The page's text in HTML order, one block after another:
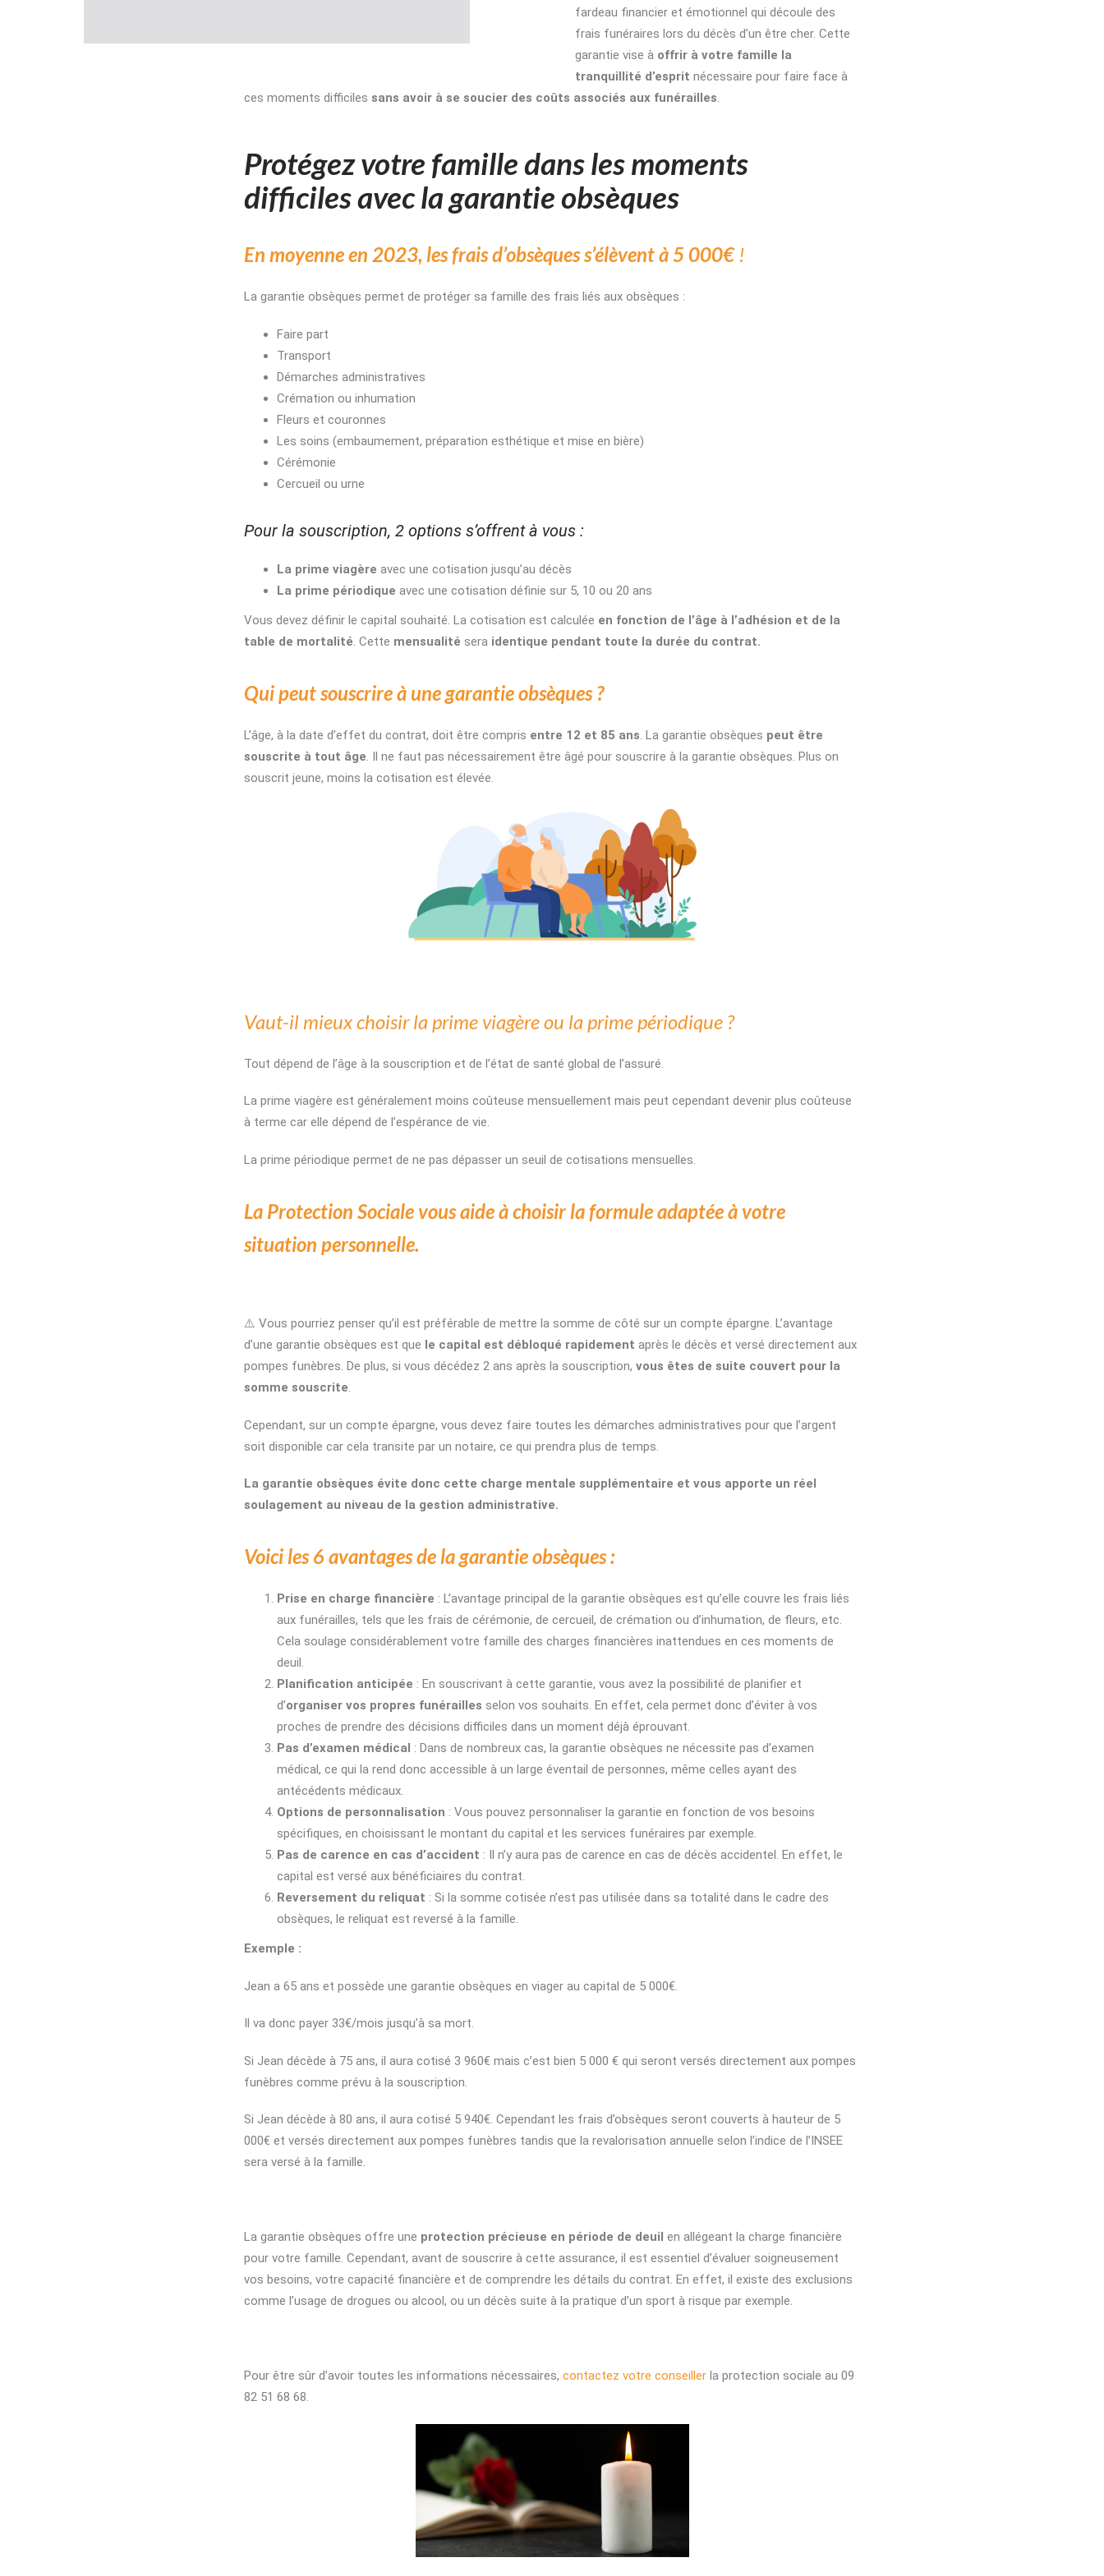
fardeau financier et émotionnel qui découle des
frais funéraires lors du décès d’un être cher. Cette
garantie vise à offrir à votre famille la
tranquillité d’esprit nécessaire pour faire face à
ces moments difficiles sans avoir à se soucier des coûts associés aux funérailles.
Protégez votre famille dans les moments
difficiles avec la garantie obsèques
En moyenne en 2023, les frais d’obsèquess’élèvent à 5 000€!
La garantie obsèques permet de protéger sa famille des frais liés aux obsèques :
Faire part
Transport
Démarches administratives
Crémation ou inhumation
Fleurs et couronnes
Les soins (embaumement, préparation esthétique et mise en bière)
Cérémonie
Cercueil ou urne
Pour la souscription, 2 options s’offrent à vous :
La prime viagère avec une cotisation jusqu’au décès
La prime périodique avec une cotisation définie sur 5, 10 ou 20 ans
Vous devez définir le capital souhaité. La cotisation est calculée en fonction de l’âge à l’adhésion et de la
table de mortalité. Cette mensualité sera identique pendant toute la durée du contrat.
Qui peut souscrire à une garantie obsèques ?
L’âge, à la date d’effet du contrat, doit être compris entre 12 et 85 ans. La garantie obsèques peut être
souscrite à tout âge. Il ne faut pas nécessairement être âgé pour souscrire à la garantie obsèques. Plus on
souscrit jeune, moins la cotisation est élevée.
Vaut-il mieux choisir la prime viagère ou la prime périodique ?
Tout dépend de l’âge à la souscription et de l’état de santé global de l’assuré.
La prime viagère est généralement moins coûteuse mensuellement mais peut cependant devenir plus coûteuse
à terme car elle dépend de l’espérance de vie.
La prime périodique permet de ne pas dépasser un seuil de cotisations mensuelles.
La Protection Sociale vous aide à choisir la formule adaptée à votre
situation personnelle.
⚠️ Vous pourriez penser qu’il est préférable de mettre la somme de côté sur un compte épargne. L’avantage
d’une garantie obsèques est que le capital est débloqué rapidement après le décès et versé directement aux
pompes funèbres. De plus, si vous décédez 2 ans après la souscription, vous êtes de suite couvert pour la
somme souscrite.
Cependant, sur un compte épargne, vous devez faire toutes les démarches administratives pour que l’argent
soit disponible car cela transite par un notaire, ce qui prendra plus de temps.
La garantie obsèques évite donc cette charge mentale supplémentaire et vous apporte un réel
soulagement au niveau de la gestion administrative.
Voici les 6 avantages de la garantie obsèques :
Prise en charge financière : L’avantage principal de la garantie obsèques est qu’elle couvre les frais liés
aux funérailles, tels que les frais de cérémonie, de cercueil, de crémation ou d’inhumation, de fleurs, etc.
Cela soulage considérablement votre famille des charges financières inattendues en ces moments de
deuil.
Planification anticipée : En souscrivant à cette garantie, vous avez la possibilité de planifier et
d’organiser vos propres funérailles selon vos souhaits. En effet, cela permet donc d’éviter à vos
proches de prendre des décisions difficiles dans un moment déjà éprouvant.
Pas d’examen médical : Dans de nombreux cas, la garantie obsèques ne nécessite pas d’examen
médical, ce qui la rend donc accessible à un large éventail de personnes, même celles ayant des
antécédents médicaux.
Options de personnalisation : Vous pouvez personnaliser la garantie en fonction de vos besoins
spécifiques, en choisissant le montant du capital et les services funéraires par exemple.
Pas de carence en cas d’accident : Il n’y aura pas de carence en cas de décès accidentel. En effet, le
capital est versé aux bénéficiaires du contrat.
Reversement du reliquat : Si la somme cotisée n’est pas utilisée dans sa totalité dans le cadre des
obsèques, le reliquat est reversé à la famille.
Exemple :
Jean a 65 ans et possède une garantie obsèques en viager au capital de 5 000€.
Il va donc payer 33€/mois jusqu’à sa mort.
Si Jean décède à 75 ans, il aura cotisé 3 960€ mais c’est bien 5 000 € qui seront versés directement aux pompes
funèbres comme prévu à la souscription.
Si Jean décède à 80 ans, il aura cotisé 5 940€. Cependant les frais d’obsèques seront couverts à hauteur de 5
000€ et versés directement aux pompes funèbres tandis que la revalorisation annuelle selon l’indice de l’INSEE
sera versé à la famille.
La garantie obsèques offre une protection précieuse en période de deuil en allégeant la charge financière
pour votre famille. Cependant, avant de souscrire à cette assurance, il est essentiel d’évaluer soigneusement
vos besoins, votre capacité financière et de comprendre les détails du contrat. En effet, il existe des exclusions
comme l’usage de drogues ou alcool, ou un décès suite à la pratique d’un sport à risque par exemple.
Pour être sûr d’avoir toutes les informations nécessaires, contactez votre conseiller la protection sociale au 09
82 51 68 68.